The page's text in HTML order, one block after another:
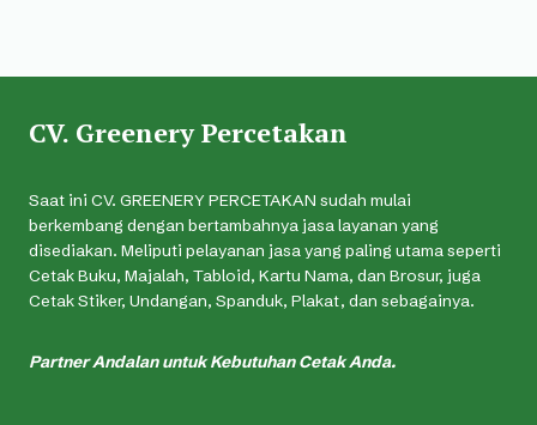
CV. Greenery Percetakan
Saat ini CV. GREENERY PERCETAKAN sudah mulai
berkembang dengan bertambahnya jasa layanan yang
disediakan. Meliputi pelayanan jasa yang paling utama seperti
Cetak Buku, Majalah, Tabloid, Kartu Nama, dan Brosur, juga
Cetak Stiker, Undangan, Spanduk, Plakat, dan sebagainya.
Partner Andalan untuk Kebutuhan Cetak Anda.